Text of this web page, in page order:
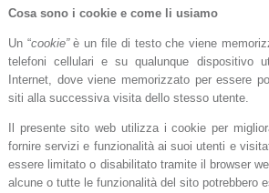
Cosa sono i cookie e come li usiamo
Un “cookie”è un file di testo che viene
telefoni cellulari e su qualunque dispositivo
Internet, dove viene memorizzato per essere
siti alla successiva visita dello stesso utente.
Il presente sito web utilizza i cookie per
fornire servizi e funzionalità ai suoi utenti e
essere limitato o disabilitato tramite il browser
alcune o tutte le funzionalità del sito potrebbero